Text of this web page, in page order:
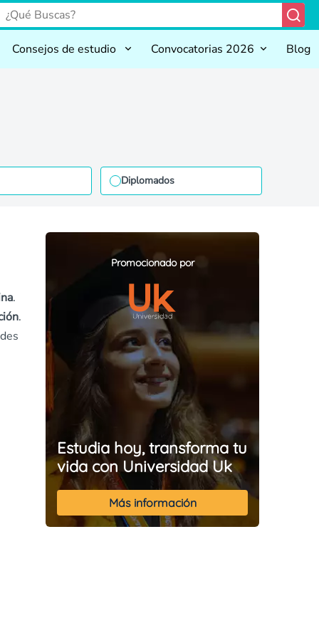
Consejos de estudio Convocatorias 2026 Blog
Diplomados
Promocionado por
Estudia hoy, transforma tu
vida con Universidad Uk
Más información
.
.